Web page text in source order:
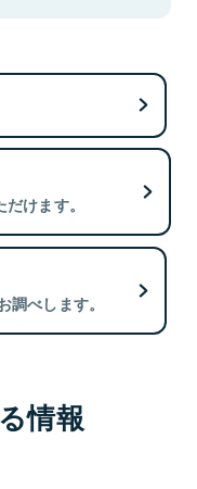
けます。
べします。
情報